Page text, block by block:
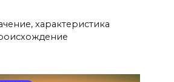
характеристика